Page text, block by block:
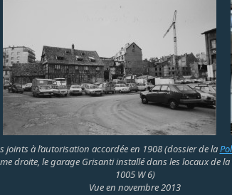
joints à l’autorisation accordée en 1908 (dossier de la
droite, le garage Grisanti installé dans les locaux de
1005 W 6)
Vue en novembre 2013